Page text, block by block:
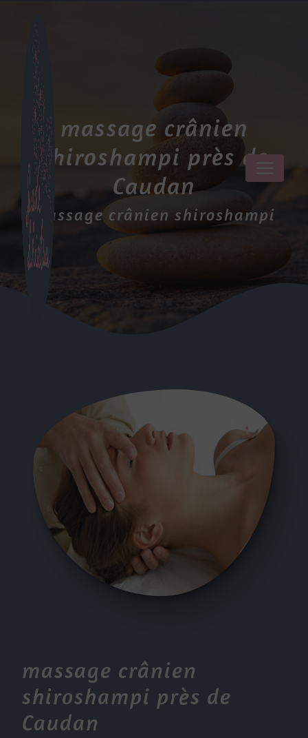
massage crânien
shiroshampi près de
Caudan
massage crânien shiroshampi
massage crânien
shiroshampi près de
Caudan